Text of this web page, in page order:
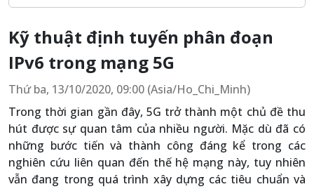
Kỹ thuật định tuyến phân đoạn
IPv6 trong mạng 5G
Thứ ba, 13/10/2020, 09:00 (Asia/Ho_Chi_Minh)
Trong thời gian gần đây, 5G trở thành một chủ đề thu
hút được sự quan tâm của nhiều người. Mặc dù đã có
những bước tiến và thành công đáng kể trong các
nghiên cứu liên quan đến thế hệ mạng này, tuy nhiên
vẫn đang trong quá trình xây dựng các tiêu chuẩn và